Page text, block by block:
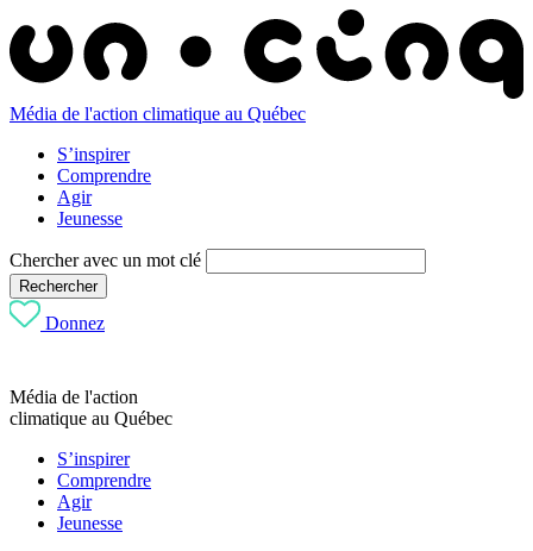
Média de l'action climatique au Québec
S’inspirer
Comprendre
Agir
Jeunesse
Chercher avec un mot clé
Rechercher
Donnez
Média de l'action
climatique au Québec
S’inspirer
Comprendre
Agir
Jeunesse